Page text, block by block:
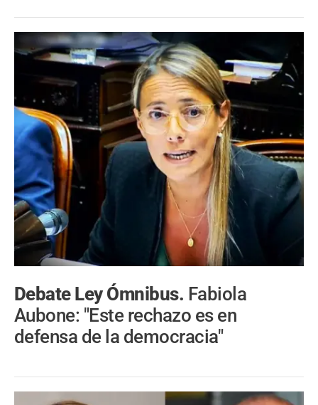
Debate Ley Ómnibus. Fabiola
Aubone: "Este rechazo es en
defensa de la democracia"